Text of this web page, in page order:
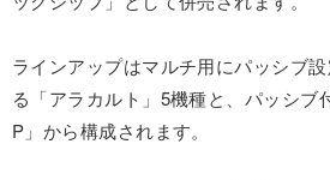
ラインアップはマルチ用にパッシブ
る「アラカルト」5機種と、パッシブ
P」から構成されます。